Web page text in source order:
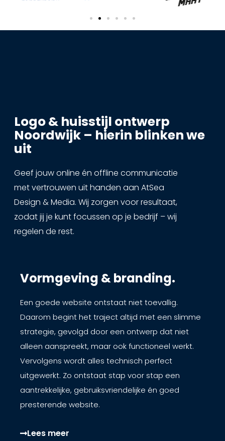
Logo & huisstijl ontwerp
Noordwijk – hierin blinken we
uit
Geef jouw online én offline communicatie
met vertrouwen uit handen aan AtSea
Design & Media. Wij zorgen voor resultaat,
zodat jij je kunt focussen op je bedrijf – wij
regelen de rest.
Vormgeving & branding.
Een goede website ontstaat niet toevallig.
Daarom begint het traject altijd met een slimme
strategie, gevolgd door een ontwerp dat niet
alleen aanspreekt, maar ook functioneel werkt.
Vervolgens wordt alles technisch perfect
uitgewerkt. Zo ontstaat stap voor stap een
aantrekkelijke, gebruiksvriendelijke én goed
presterende website.
Lees meer